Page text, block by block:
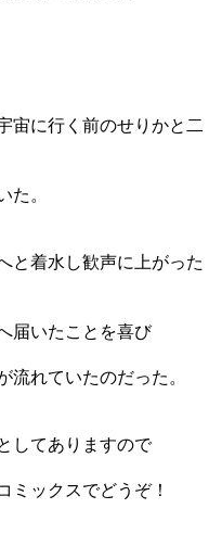
宙に行く前のせりかと二
。
と着水し歓声に上がった
届いたことを喜び
れていたのだった。
してありますので
ミックスでどうぞ！